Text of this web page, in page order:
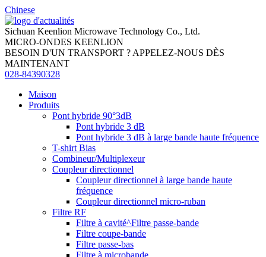
Chinese
Sichuan Keenlion Microwave Technology Co., Ltd.
MICRO-ONDES KEENLION
BESOIN D'UN TRANSPORT ? APPELEZ-NOUS DÈS
MAINTENANT
028-84390328
Maison
Produits
Pont hybride 90°3dB
Pont hybride 3 dB
Pont hybride 3 dB à large bande haute fréquence
T-shirt Bias
Combineur/Multiplexeur
Coupleur directionnel
Coupleur directionnel à large bande haute
fréquence
Coupleur directionnel micro-ruban
Filtre RF
Filtre à cavité^Filtre passe-bande
Filtre coupe-bande
Filtre passe-bas
Filtre à microbande